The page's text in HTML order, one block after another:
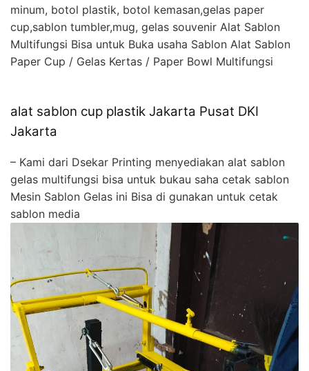
minum, botol plastik, botol kemasan,gelas paper
cup,sablon tumbler,mug, gelas souvenir Alat Sablon
Multifungsi Bisa untuk Buka usaha Sablon Alat Sablon
Paper Cup / Gelas Kertas / Paper Bowl Multifungsi
alat sablon cup plastik Jakarta Pusat DKI
Jakarta
– Kami dari Dsekar Printing menyediakan alat sablon
gelas multifungsi bisa untuk bukau saha cetak sablon
Mesin Sablon Gelas ini Bisa di gunakan untuk cetak
sablon media